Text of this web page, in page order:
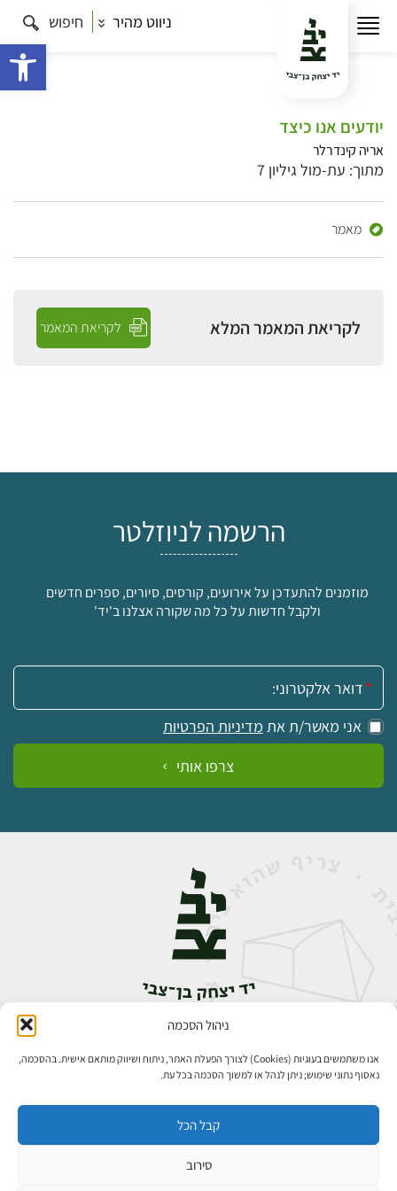
ניהול הסכמה
אנו משתמשים בעוגיות (Cookies) לצורך הפעלת האתר, ניתוח ושיווק מותאם אישית. בהסכמה,
נאסוף נתוני שימוש; ניתן לנהל או למשוך הסכמה בכל עת.
קבל הכל
סירוב
ניווט מהיר חיפוש
יודעים אנו כיצד
אריה קינדרלר
מתוך: עת-מול גיליון 7
מאמר
לקריאת המאמר המלא לקריאת המאמר
הרשמה לניוזלטר
מוזמנים להתעדכן על אירועים, קורסים, סיורים, ספרים חדשים
ולקבל חדשות על כל מה שקורה אצלנו ב'יד'
אימייל:
אני מאשר/ת את מדיניות הפרטיות
צרפו אותי
אבן גבירול 14, רחביה, ירושלים